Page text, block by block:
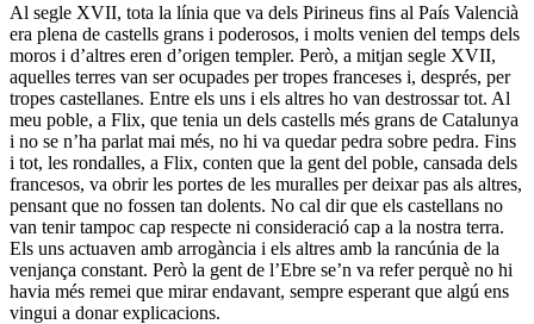
Al segle XVII, tota la línia que va dels Pirineus fins al País Valencià
era plena de castells grans i poderosos, i molts venien del temps dels
moros i d’altres eren d’origen templer. Però, a mitjan segle XVII,
aquelles terres van ser ocupades per tropes franceses i, després, per
tropes castellanes. Entre els uns i els altres ho van destrossar tot. Al
meu poble, a Flix, que tenia un dels castells més grans de Catalunya
i no se n’ha parlat mai més, no hi va quedar pedra sobre pedra. Fins
i tot, les rondalles, a Flix, conten que la gent del poble, cansada dels
francesos, va obrir les portes de les muralles per deixar pas als altres,
pensant que no fossen tan dolents. No cal dir que els castellans no
van tenir tampoc cap respecte ni consideració cap a la nostra terra.
Els uns actuaven amb arrogància i els altres amb la rancúnia de la
venjança constant. Però la gent de l’Ebre se’n va refer perquè no hi
havia més remei que mirar endavant, sempre esperant que algú ens
vingui a donar explicacions.